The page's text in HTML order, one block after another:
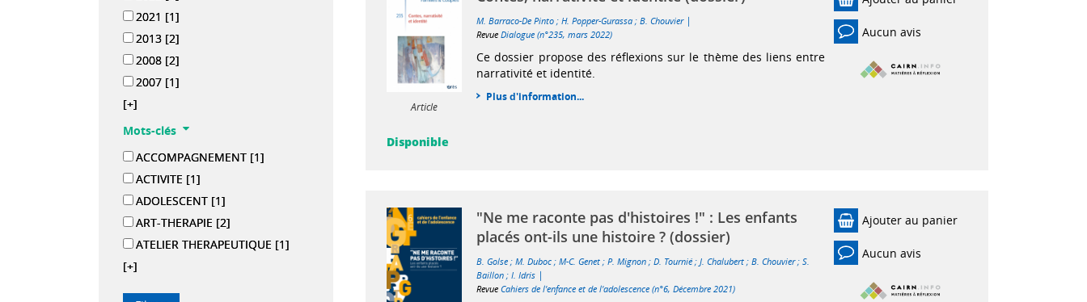
2021 [1]
2013 [2]
2008 [2]
2007 [1]
[+]
Mots-clés
ACCOMPAGNEMENT [1]
ACTIVITE [1]
ADOLESCENT [1]
ART-THERAPIE [2]
ATELIER THERAPEUTIQUE [1]
[+]
Article
M. Barraco-De Pinto ;H. Popper-Gurassa ;B. Chouvier |
RevueDialogue (n°235, mars 2022)
Ce dossier propose des réflexions sur le thème des liens entre
narrativité et identité.
Plus d'information...
Aucun avis
Disponible
"Ne me raconte pas d'histoires !" : Les enfants
placés ont-ils une histoire ? (dossier)
B. Golse ;M. Duboc ;M-C. Genet ;P. Mignon ;D. Tournié ;J. Chalubert ;B. Chouvier;S.
Baillon ;I. Idris |
RevueCahiers de l'enfance et de l'adolescence (n°6, Décembre 2021)
Ajouter au panier
Aucun avis